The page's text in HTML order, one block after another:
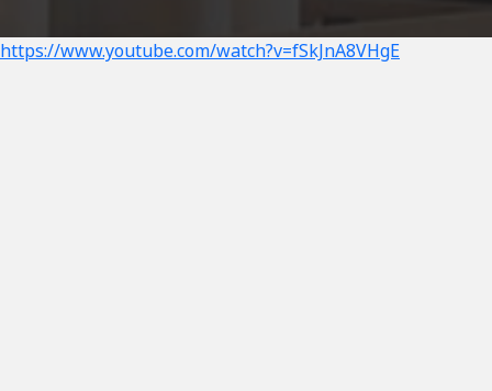
https://www.youtube.com/watch?v=fSkJnA8VHgE